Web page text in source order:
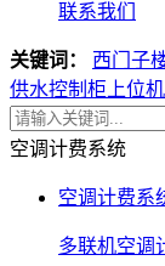
联系我们
关键词： 西门子
供水控制柜 上位
空调计费系统
空调计费系
多联机空调